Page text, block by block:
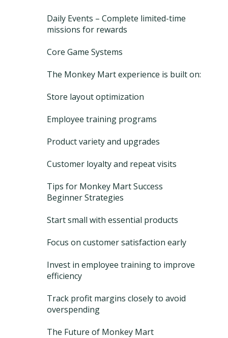
Daily Events – Complete limited-time
missions for rewards
Core Game Systems
The Monkey Mart experience is built on:
Store layout optimization
Employee training programs
Product variety and upgrades
Customer loyalty and repeat visits
Tips for Monkey Mart Success
Beginner Strategies
Start small with essential products
Focus on customer satisfaction early
Invest in employee training to improve
efficiency
Track profit margins closely to avoid
overspending
The Future of Monkey Mart